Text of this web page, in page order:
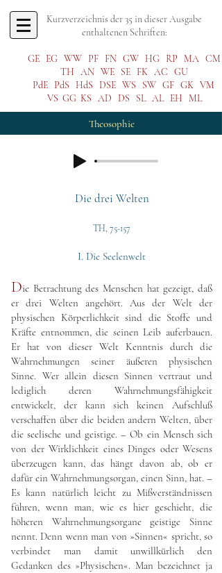
Kurzverzeichnis der 35 in dieser Ausgabe
enthaltenen Schriften:
GE EG WW PF FN GW HG RP MA CM
TH AN WE SE FK AC GU
PdE
PdS HdS DSE WS SW GF GK VM
VS GG KS AD DS SL AL EH ML
Theosophie
Die drei Welten
TH, 75-157
I. Die Seelenwelt
Die Betrachtung des Menschen hat gezeigt, daß
er drei Welten angehört. Aus der Welt der
physischen Körperlichkeit sind die Stoffe und
Kräfte entnommen, die seinen Leib auferbauen.
Er hat von dieser Welt Kenntnis durch die
Wahrnehmungen seiner äußeren physischen
Sinne. Wer allein diesen Sinnen vertraut und
lediglich deren Wahrnehmungsfähigkeit
entwickelt, der kann sich keinen Aufschluß
verschaffen über die beiden andern Welten, über
die seelische und geistige. – Ob ein Mensch sich
von der Wirklichkeit eines Dinges oder Wesens
überzeugen kann, das hängt davon ab, ob er
dafür ein Wahrnehmungsorgan, einen Sinn, hat. –
Es kann natürlich leicht zu Mißverständnissen
führen, wenn man, wie es hier geschieht, die
höheren Wahrnehmungsorgane geistige Sinne
nennt. Denn wenn man von »Sinnen« spricht, so
verbindet man damit unwillkürlich den
Gedanken des »Physischen«. Man bezeichnet ja